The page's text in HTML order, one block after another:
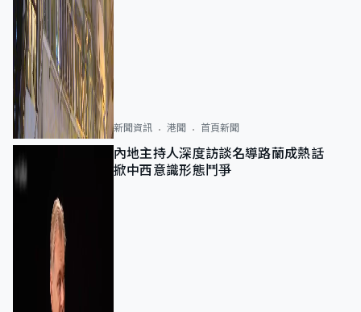
新聞資訊 港聞 首頁新聞
內地主持人深度訪談名導路蘭成熱話
掀中西意識形態鬥爭